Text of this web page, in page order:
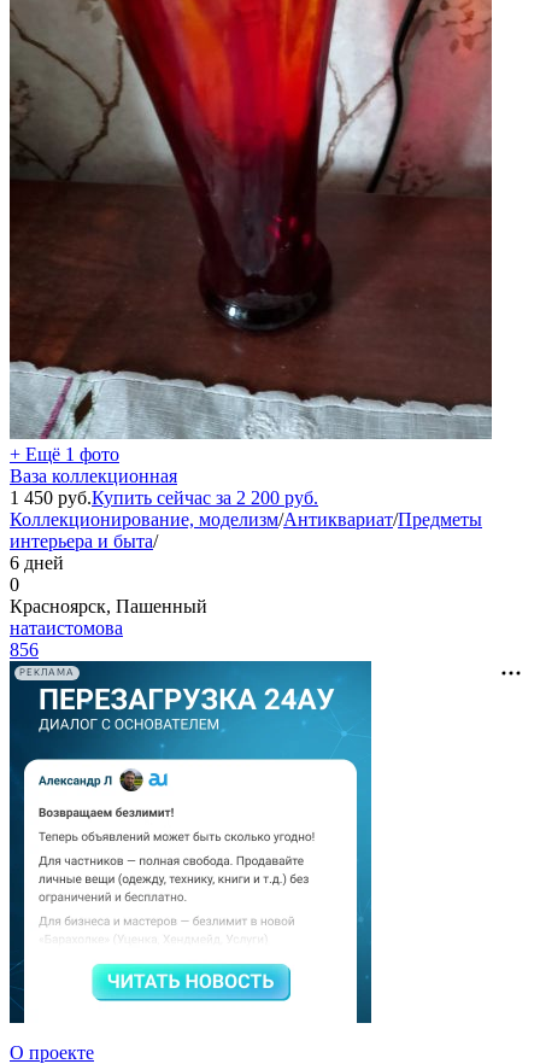
+ Ещё 1 фото
Ваза коллекционная
1 450 руб.Купить сейчас за 2 200 руб.
Коллекционирование, моделизм/Антиквариат/Предметы
интерьера и быта/
6 дней
0
Красноярск, Пашенный
натаистомова
856
РЕКЛАМА
О проекте